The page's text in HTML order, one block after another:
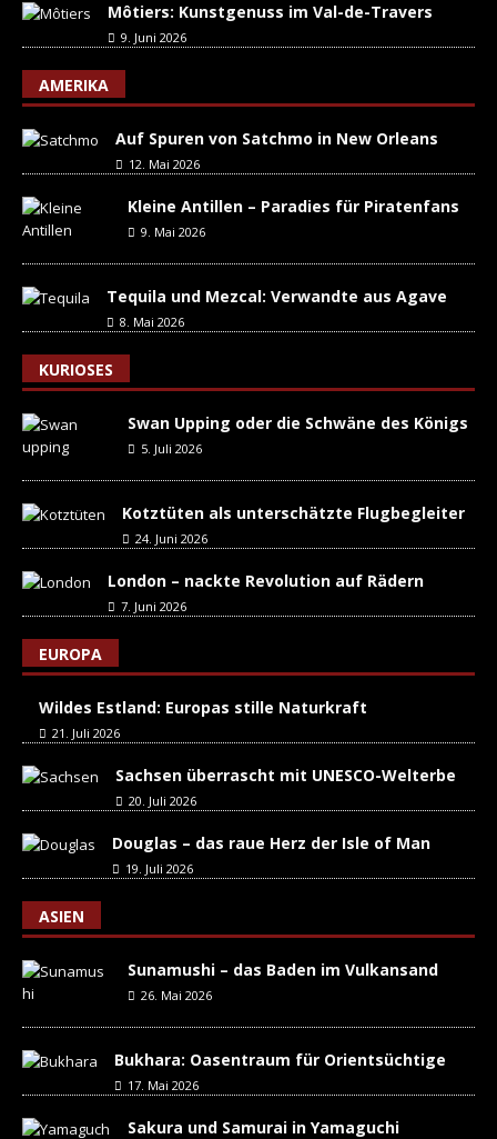
Môtiers: Kunstgenuss im Val-de-Travers
9. Juni 2026
AMERIKA
Auf Spuren von Satchmo in New Orleans
12. Mai 2026
Kleine Antillen – Paradies für Piratenfans
9. Mai 2026
Tequila und Mezcal: Verwandte aus Agave
8. Mai 2026
KURIOSES
Swan Upping oder die Schwäne des Königs
5. Juli 2026
Kotztüten als unterschätzte Flugbegleiter
24. Juni 2026
London – nackte Revolution auf Rädern
7. Juni 2026
EUROPA
Wildes Estland: Europas stille Naturkraft
21. Juli 2026
Sachsen überrascht mit UNESCO-Welterbe
20. Juli 2026
Douglas – das raue Herz der Isle of Man
19. Juli 2026
ASIEN
Sunamushi – das Baden im Vulkansand
26. Mai 2026
Bukhara: Oasentraum für Orientsüchtige
17. Mai 2026
Sakura und Samurai in Yamaguchi